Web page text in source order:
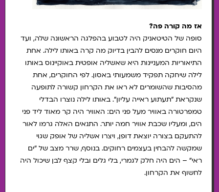
אז מה קורה פה?
סופה של הטיטאניק היה לטבוע בהפלגה הראשונה שלה, ועד
היום חוקרים מנסים להבין בדיוק מה קרה באותו לילה. אחת
התיאוריות המעניינות היא שאשליה אופטית באוקיינוס באותו
לילה שיחקה תפקיד משמעותי באסון. לפי החוקרים, אחת
מהסיבות שהשומרים לא ראו את הקרחון קשורה לתופעה
שנקראת "תעתוע ראייה עליון". באותו לילה נוצרו הבדלי
טמפרטורה באוויר מעל פני הים: האוויר היה קר מאוד ליד פני
הים, ומעליו שכבת אוויר חמה יותר. התנאים האלה גרמו לאור
להתעקם בצורה יוצאת דופן, ויצרו אשליה של אופק שגוּי
שמקשה להבחין בעצמים רחוקים. בנוסף, שרר מצב של "ים
ראי" – הים היה חלק לגמרי, בלי גלים ובלי קצף לבן שיכול היה
לחשוף את הקרחון.